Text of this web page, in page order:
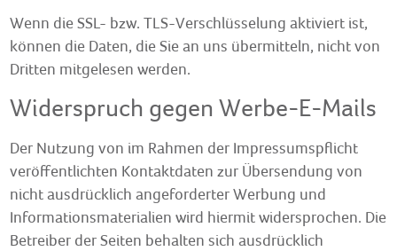
Wenn die SSL- bzw. TLS-Verschlüsselung aktiviert ist,
können die Daten, die Sie an uns übermitteln, nicht von
Dritten mitgelesen werden.
Widerspruch gegen Werbe-E-Mails
Der Nutzung von im Rahmen der Impressumspflicht
veröffentlichten Kontaktdaten zur Übersendung von
nicht ausdrücklich angeforderter Werbung und
Informationsmaterialien wird hiermit widersprochen. Die
Betreiber der Seiten behalten sich ausdrücklich